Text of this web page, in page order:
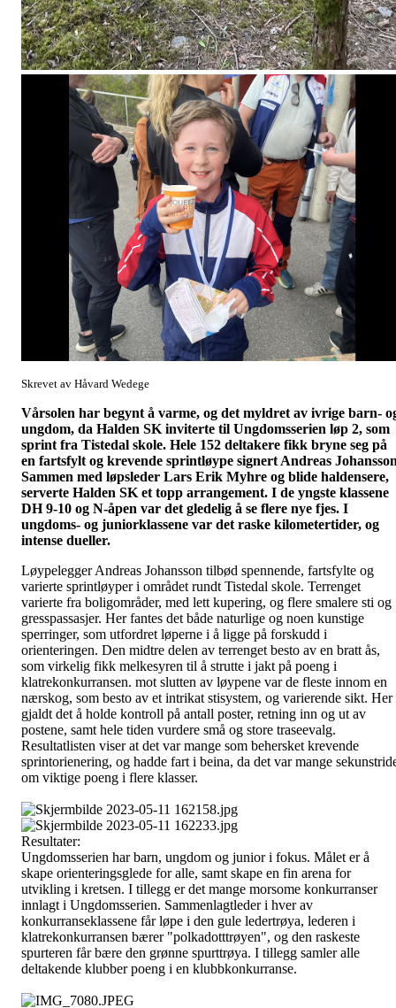
Skrevet av Håvard Wedege
Vårsolen har begynt å varme, og det myldret av ivrige barn-
ungdom, da Halden SK inviterte til Ungdomsserien løp 2, som
sprint fra Tistedal skole. Hele 152 deltakere fikk bryne seg på
en fartsfylt og krevende sprintløype signert Andreas
Sammen med løpsleder Lars Erik Myhre og blide haldensere,
serverte Halden SK et topp arrangement. I de yngste klassene
DH 9-10 og N-åpen var det gledelig å se flere nye fjes. I
ungdoms- og juniorklassene var det raske kilometertider, og
intense dueller.
Løypelegger Andreas Johansson tilbød spennende, fartsfylte og
varierte sprintløyper i området rundt Tistedal skole. Terrenget
varierte fra boligområder, med lett kupering, og flere smalere sti og
gresspassasjer. Her fantes det både naturlige og noen kunstige
sperringer, som utfordret løperne i å ligge på forskudd i
orienteringen. Den midtre delen av terrenget besto av en bratt ås,
som virkelig fikk melkesyren til å strutte i jakt på poeng i
klatrekonkurransen. mot slutten av løypene var de fleste innom en
nærskog, som besto av et intrikat stisystem, og varierende sikt. Her
gjaldt det å holde kontroll på antall poster, retning inn og ut av
postene, samt hele tiden vurdere små og store traseevalg.
Resultatlisten viser at det var mange som behersket krevende
sprintorienering, og hadde fart i beina, da det var mange
om viktige poeng i flere klasser.
Resultater:
Ungdomsserien har barn, ungdom og junior i fokus. Målet er å
skape orienteringsglede for alle, samt skape en fin arena for
utvikling i kretsen. I tillegg er det mange morsome konkurranser
innlagt i Ungdomsserien. Sammenlagtleder i hver av
konkurranseklassene får løpe i den gule ledertrøya, lederen i
klatrekonkurransen bærer "polkadotttrøyen", og den raskeste
spurteren får bære den grønne spurttrøya. I tillegg samler alle
deltakende klubber poeng i en klubbkonkurranse.